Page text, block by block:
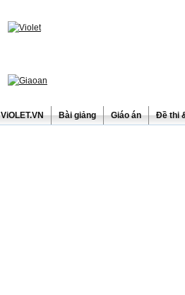
ViOLET.VN Bài giảng Giáo án Đề thi